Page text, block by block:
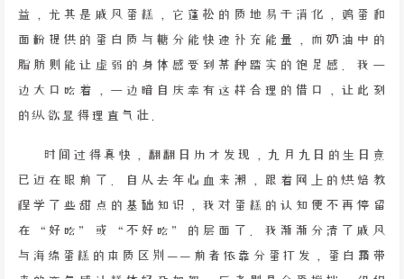
益，尤其是戚风蛋糕，它蓬松的质地易于消化，鸡蛋和
面粉提供的蛋白质与糖分能快速补充能量，而奶油中的
脂肪则能让虚弱的身体感受到某种踏实的饱足感。我一
边大口吃着，一边暗自庆幸有这样合理的借口，让此刻
的纵欲显得理直气壮。
时间过得真快，翻翻日历才发现，九月九日的生日竟
已近在眼前了。自从去年心血来潮，跟着网上的烘焙教
程学了些甜点的基础知识，我对蛋糕的认知便不再停留
在“好吃”或“不好吃”的层面了。我渐渐分清了戚风
与海绵蛋糕的本质区别——前者依靠分蛋打发，蛋白霜带